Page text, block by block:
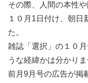
その際、人間の本性
１０月1日付け、朝日
た。
雑誌「選択」の１０
うな経緯かは分かりま
前月9月号の広告が掲